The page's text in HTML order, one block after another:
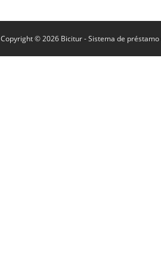
Copyright © 2026 Bicitur- Sistema de